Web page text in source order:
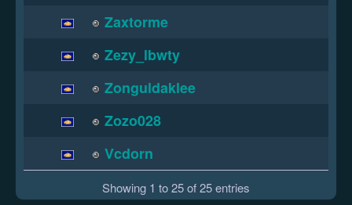
Zaxtorme
Zezy_lbwty
Zonguldaklee
Zozo028
Vcdorn
Showing 1 to 25 of 25 entries